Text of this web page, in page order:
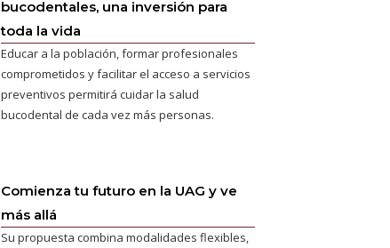
bucodentales, una inversión para
toda la vida
Educar a la población, formar profesionales
comprometidos y facilitar el acceso a servicios
preventivos permitirá cuidar la salud
bucodental de cada vez más personas.
Comienza tu futuro en la UAG y ve
más allá
Su propuesta combina modalidades flexibles,